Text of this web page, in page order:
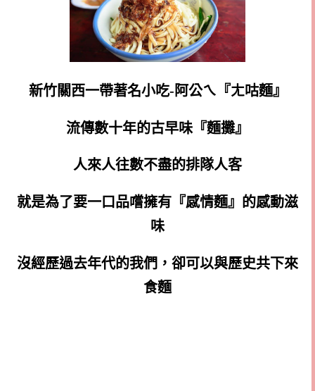
新竹關西一帶著名小吃-阿公ㄟ『ㄤ咕麵』
流傳數十年的古早味『麵攤』
人來人往數不盡的排隊人客
就是為了要一口品嚐擁有『感情麵』的感動滋
味
沒經歷過去年代的我們，卻可以與歷史共下來
食麵